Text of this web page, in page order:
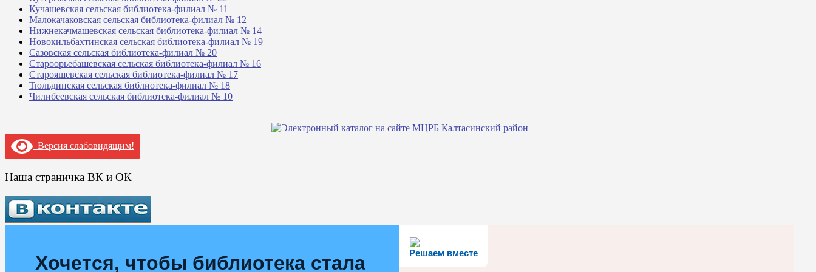
Кучашевская сельская библиотека-филиал № 11
Малокачаковская сельская библиотека-филиал № 12
Нижнекачмашевская сельская библиотека-филиал № 14
Новокильбахтинская сельская библиотека-филиал № 19
Сазовская сельская библиотека-филиал № 20
Староорьебашевская сельская библиотека-филиал № 16
Старояшевская сельская библиотека-филиал № 17
Тюльдинская сельская библиотека-филиал № 18
Чилибеевская сельская библиотека-филиал № 10
Версия слабовидящим!
Наша страничка ВК и ОК
Решаем вместе
Хочется, чтобы библиотека стала